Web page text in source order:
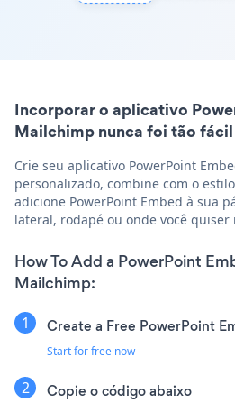
Incorporar o aplicativo
Mailchimp nunca foi tão fácil
Crie seu aplicativo PowerPoint
personalizado, combine com o
adicione PowerPoint Embed à sua
lateral, rodapé ou onde você
How To Add a PowerPoint
Mailchimp:
Create a Free PowerPoint
Start for free now
Copie o código abaixo